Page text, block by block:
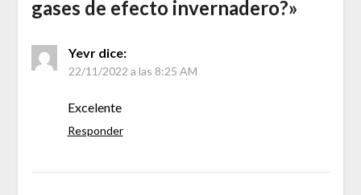
gases de efecto invernadero?»
Yevr dice:
22/11/2022 a las 8:25 AM
Excelente
Responder